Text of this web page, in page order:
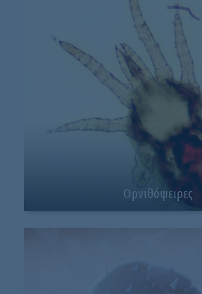
Ορνιθόψειρες